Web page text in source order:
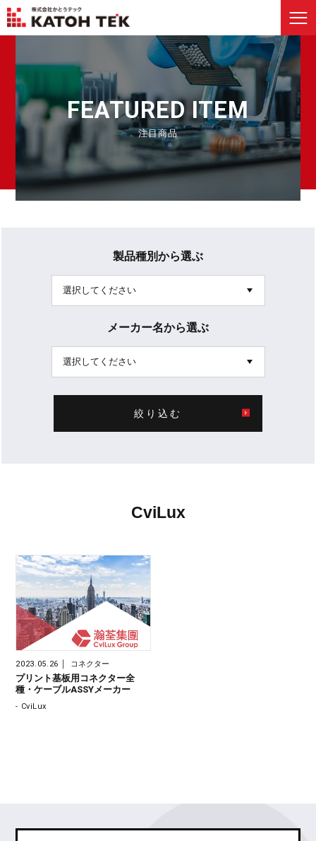
FEATURED ITEM
注目商品
製品種別から選ぶ
メーカー名から選ぶ
絞り込む
CviLux
2023.05.26 ｜ コネクター
プリント基板用コネクター全
種・ケーブルASSYメーカー
- CviLux